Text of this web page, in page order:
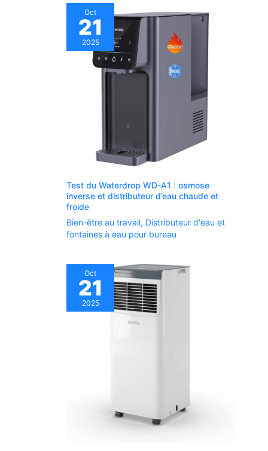
Oct
21
2025
Test du Waterdrop WD-A1 : osmose
inverse et distributeur d’eau chaude et
froide
Bien-être au travail, Distributeur d'eau et
fontaines à eau pour bureau
Oct
21
2025